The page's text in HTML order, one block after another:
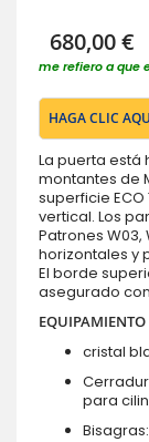
680,00 €
me refiero a que
HAGA CLIC
La puerta está
montantes de
superficie ECO
vertical. Los
Patrones
horizontales y
El borde
asegurado
EQUIPAMIENTO
cristal
para